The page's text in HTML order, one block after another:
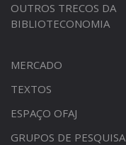
OUTROS TRECOS DA
BIBLIOTECONOMIA
MERCADO
TEXTOS
ESPAÇO OFAJ
GRUPOS DE PESQUISA